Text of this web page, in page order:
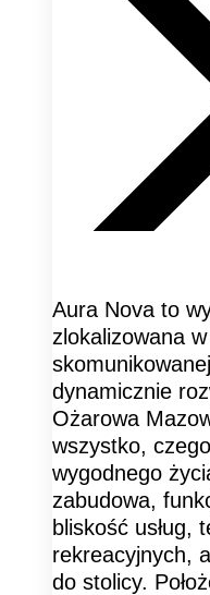
Aura Nova to
zlokalizowana
dynamicznie
Ożarowa
wszystko,
wygodnego
zabudowa,
bliskość usług,
rekreacyjnych,
do stolicy.